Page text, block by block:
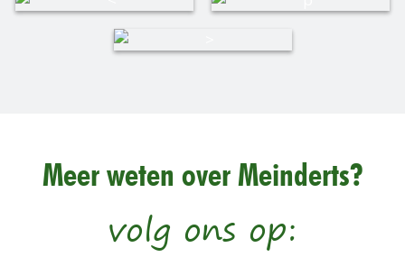
Meer weten over Meinderts?
volg ons op: